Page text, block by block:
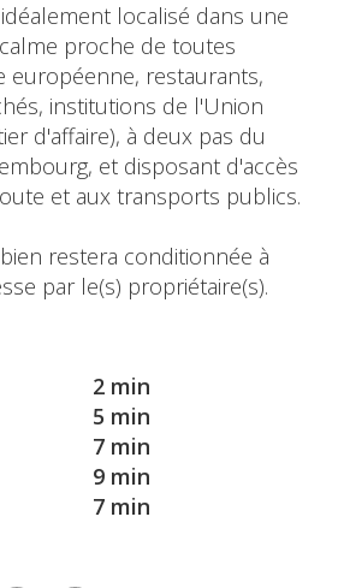
localisé dans une
proche de toutes
européenne, restaurants,
institutions de l'Union
d'affaire), à deux pas du
et disposant d'accès
et aux transports publics.
restera conditionnée à
par le(s) propriétaire(s).
2 min
5 min
7 min
9 min
7 min